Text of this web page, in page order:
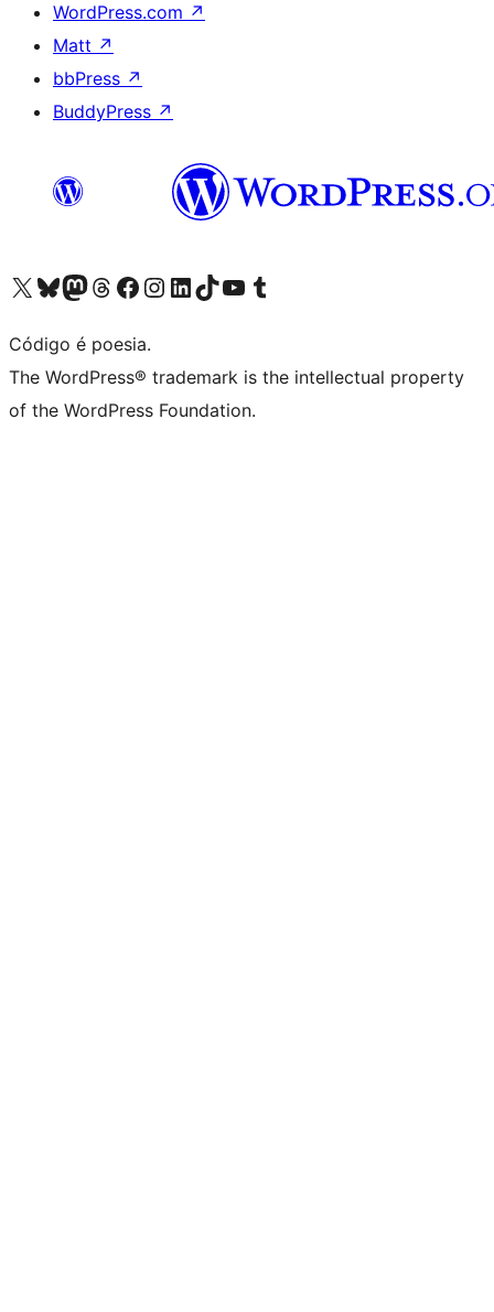
WordPress.com ↗
Matt ↗
bbPress ↗
BuddyPress ↗
Acessar nossa conta do X (antigo Twitter)
Acessar nossa conta do Bluesky
Acessar nossa conta do Mastodon
Acessar nossa conta do Threads
Acessar nossa página do Facebook
Acessar nossa conta do Instagram
Acessar nossa conta do LinkedIn
Acessar nossa conta do TikTok
Acessar nosso canal do YouTube
Acessar nossa conta no Tumblr
Código é poesia.
The WordPress® trademark is the intellectual property
of the WordPress Foundation.